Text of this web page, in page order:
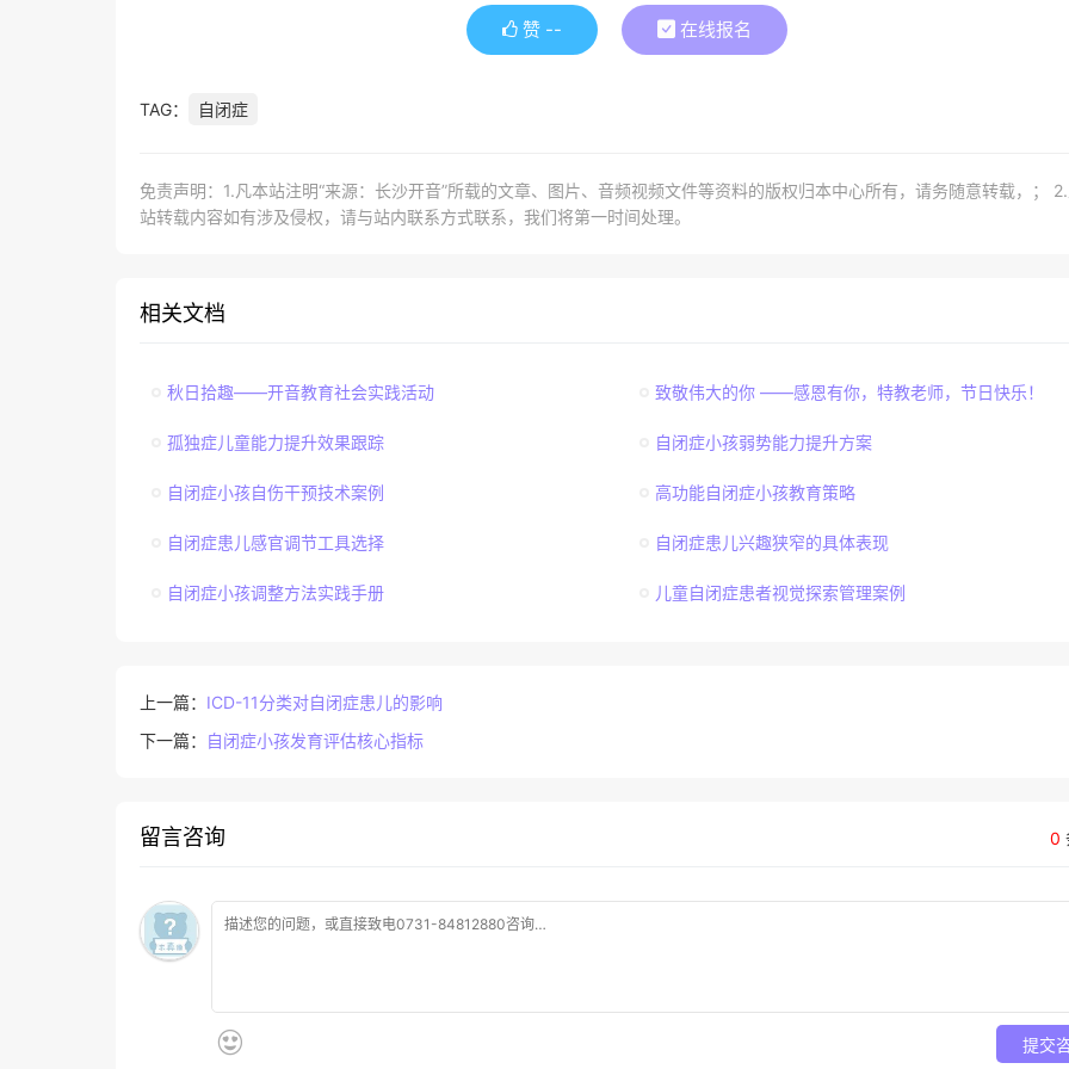
赞 -- 在线报名
TAG： 自闭症
免责声明：1.凡本站注明“来源：长沙开音”所载的文章、图片、音频视频文件等资料的版权归本中心所有，请务随意转载，；
站转载内容如有涉及侵权，请与站内联系方式联系，我们将第一时间处理。
相关文档
秋日拾趣——开音教育社会实践活动 致敬伟大的你 ——感恩有你，特教老师，节日快乐！
孤独症儿童能力提升效果跟踪 自闭症小孩弱势能力提升方案
自闭症小孩自伤干预技术案例 高功能自闭症小孩教育策略
自闭症患儿感官调节工具选择 自闭症患儿兴趣狭窄的具体表现
自闭症小孩调整方法实践手册 儿童自闭症患者视觉探索管理案例
上一篇： ICD-11分类对自闭症患儿的影响
下一篇：
自闭症小孩发育评估核心指标
0
留言咨询
提交